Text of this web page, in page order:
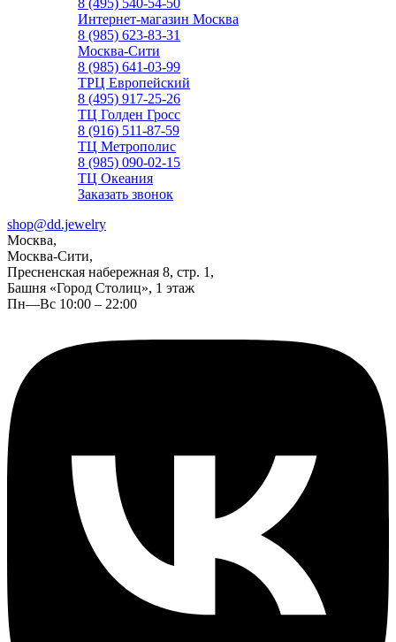
8 (495) 540-54-50
Интернет-магазин Москва
8 (985) 623-83-31
Москва-Сити
8 (985) 641-03-99
ТРЦ Европейский
8 (495) 917-25-26
ТЦ Голден Гросс
8 (916) 511-87-59
ТЦ Метрополис
8 (985) 090-02-15
ТЦ Океания
Заказать звонок
shop@dd.jewelry
Москва,
Москва-Сити,
Пресненская набережная 8, стр. 1,
Башня «Город Столиц», 1 этаж
Пн—Вс 10:00 – 22:00